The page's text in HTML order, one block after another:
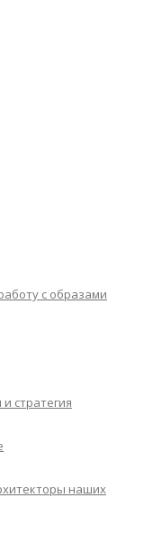
с образами
стратегия
наших